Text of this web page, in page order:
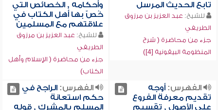
تابع الحديث المرسل
للشيخ: عبد العزيز بن مرزوق
الطريفي
جزء من محاضرة ( شرح
المنظومة البيقونية [4])
وأحكامه , الخصائص التي
خُصّ بها أهل الكتاب في
علاقتهم مع المسلمين
للشيخ: عبد العزيز بن مرزوق
الطريفي
جزء من محاضرة ( الإسلام وأهل
الكتاب)
الفهرس:أوجه
تقديم معرفة الفروع
على الأصول , تقسيم
الفهرس:الراجح في
حكم استعانة
المسلم بالمشرك , قوله